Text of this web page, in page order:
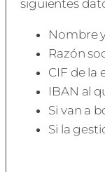
siguientes
Nombre
Razón
CIF de la
IBAN al
Si van a
Si la